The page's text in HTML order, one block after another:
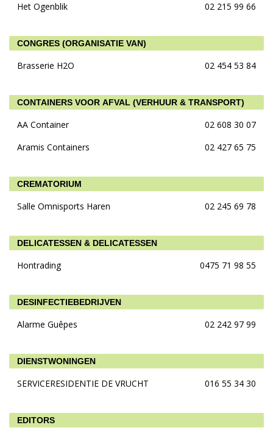
Het Ogenblik 02 215 99 66
CONGRES (ORGANISATIE VAN)
Brasserie H2O 02 454 53 84
CONTAINERS VOOR AFVAL (VERHUUR & TRANSPORT)
AA Container
02 608 30 07
Aramis Containers
02 427 65 75
CREMATORIUM
Salle Omnisports Haren 02 245 69 78
DELICATESSEN & DELICATESSEN
Hontrading 0475 71 98 55
DESINFECTIEBEDRIJVEN
Alarme Guêpes 02 242 97 99
DIENSTWONINGEN
SERVICERESIDENTIE DE VRUCHT 016 55 34 30
EDITORS